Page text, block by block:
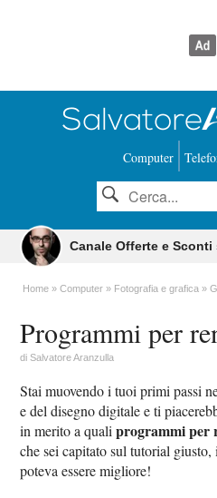
Computer
Canale Offerte e Sconti
Home Computer Fotografia e grafica
Programmi per
diSalvatore Aranzulla
Stai muovendo i tuoi primi passi
e del disegno digitale e ti
in merito a qualiprogrammi per
che sei capitato sul tutorial
poteva essere migliore!